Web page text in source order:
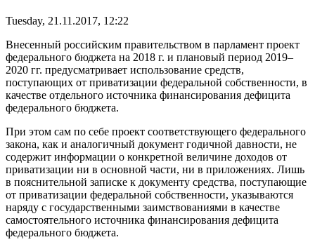
Tuesday, 21.11.2017, 12:22
Внесенный российским правительством в парламент проект
федерального бюджета на 2018 г. и плановый период 2019–
2020 гг. предусматривает использование средств,
поступающих от приватизации федеральной собственности, в
качестве отдельного источника финансирования дефицита
федерального бюджета.
При этом сам по себе проект соответствующего федерального
закона, как и аналогичный документ годичной давности, не
содержит информации о конкретной величине доходов от
приватизации ни в основной части, ни в приложениях. Лишь
в пояснительной записке к документу средства, поступающие
от приватизации федеральной собственности, указываются
наряду с государственными заимствованиями в качестве
самостоятельного источника финансирования дефицита
федерального бюджета.